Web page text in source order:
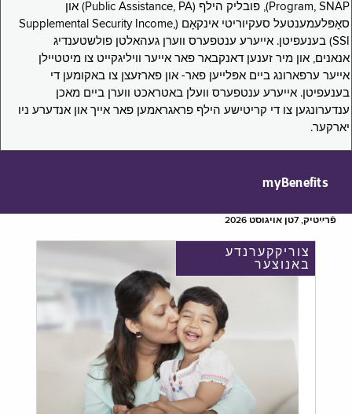
Program, SNAP), פובליק הילף (Public Assistance, PA) און
סאָפּלעמענטעל סעקיוריטי אינקאָם (Supplemental Security Income,
SSI) בענעפיטן. אייערע ענטפערס ווערן געהאלטן פולשטענדיג
אנאנים, און מיר זענען דאנקבאר פאר אייער וויליגקייט צו מיטטיילן
אייער ערפארונג ביים אפּלייען פאר- און פארזעצן צו באקומען די
בענעפיטן. אייערע ענטפערס וועלן באטראכט ווערן ביים מאכן
ענדערונגען צו די קריטישע הילף פראגראמען פאר אייך און אנדערע ניו
יארקער.
myBenefits
פֿרײַטיק, 7טן אויגוסט 2026
צוריקקערנדע
באנוצער